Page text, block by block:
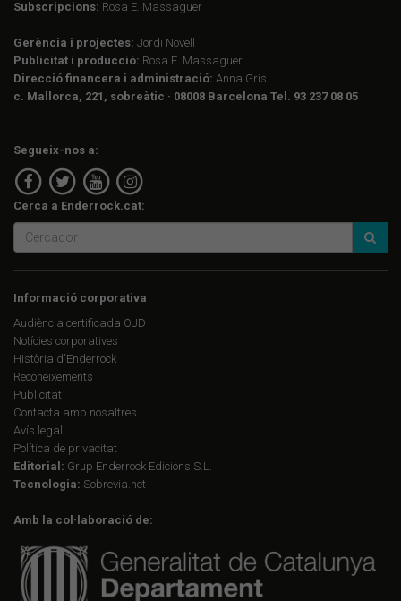
Subscripcions: Rosa E. Massaguer
Gerència i projectes: Jordi Novell
Publicitat i producció: Rosa E. Massaguer
Direcció financera i administració: Anna Gris
c. Mallorca, 221, sobreàtic · 08008 Barcelona Tel. 93 237 08 05
Segueix-nos a:
Cerca a Enderrock.cat:
Informació corporativa
Audiència certificada OJD
Notícies corporatives
Història d'Enderrock
Reconeixements
Publicitat
Contacta amb nosaltres
Avís legal
Política de privacitat
Editorial: Grup Enderrock Edicions S.L.
Tecnologia: Sobrevia.net
Amb la col·laboració de: